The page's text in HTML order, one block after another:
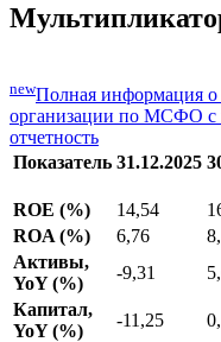
newПолная информация о
организации по МСФО с
отчетность
Показатель 31.12.2025
ROE (%) 14,54
ROA (%)
6,76
Активы,
YoY (%)
-9,31
Капитал,
YoY (%)
-11,25